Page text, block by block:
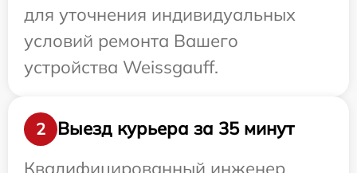
для уточнения индивидуальных
условий ремонта Вашего
устройства Weissgauff.
2
Выезд курьера за 35 минут
Квалифицированный инженер